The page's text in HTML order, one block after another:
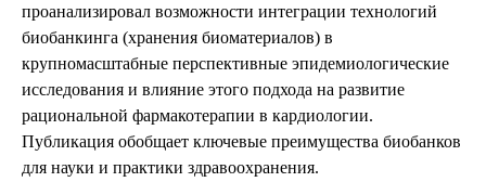
проанализировал возможности интеграции технологий
биобанкинга (хранения биоматериалов) в
крупномасштабные перспективные эпидемиологические
исследования и влияние этого подхода на развитие
рациональной фармакотерапии в кардиологии.
Публикация обобщает ключевые преимущества биобанков
для науки и практики здравоохранения.